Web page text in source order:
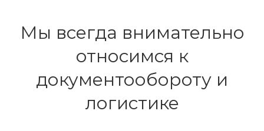
Мы всегда внимательно
относимся к
документообороту и
логистике